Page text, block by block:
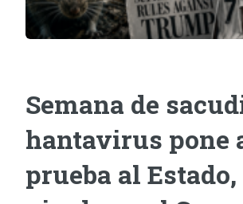
Semana de
hantavirus pone
prueba al